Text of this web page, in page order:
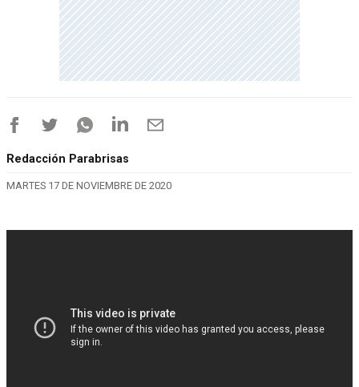
Redacción Parabrisas
MARTES 17 DE NOVIEMBRE DE 2020